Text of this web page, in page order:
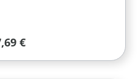
Preis:
€